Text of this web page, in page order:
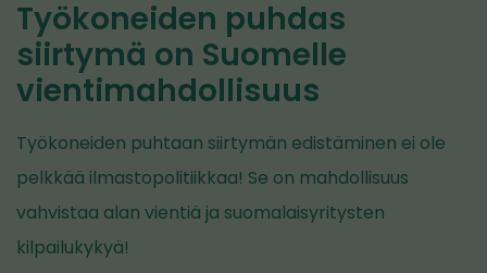
Työkoneiden puhdas
siirtymä on Suomelle
vientimahdollisuus
Työkoneiden puhtaan siirtymän edistäminen ei ole
pelkkää ilmastopolitiikkaa! Se on mahdollisuus
vahvistaa alan vientiä ja suomalaisyritysten
kilpailukykyä!